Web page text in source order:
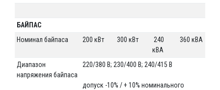
БАЙПАС
Номинал байпаса
200 кВт 300 кВт
240
кВА
360 кВА
Диапазон
напряжения байпаса
220/380 В; 230/400 В; 240/415 В
допуск -10% / + 10% номинального